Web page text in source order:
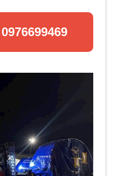
0976699469